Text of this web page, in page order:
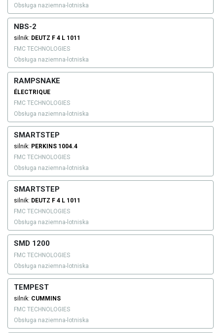
Obsługa naziemna-lotniska
NBS-2
silnik: DEUTZ F 4 L 1011
FMC TECHNOLOGIES
Obsługa naziemna-lotniska
RAMPSNAKE
ÉLECTRIQUE
FMC TECHNOLOGIES
Obsługa naziemna-lotniska
SMARTSTEP
silnik: PERKINS 1004.4
FMC TECHNOLOGIES
Obsługa naziemna-lotniska
SMARTSTEP
silnik: DEUTZ F 4 L 1011
FMC TECHNOLOGIES
Obsługa naziemna-lotniska
SMD 1200
FMC TECHNOLOGIES
Obsługa naziemna-lotniska
TEMPEST
silnik: CUMMINS
FMC TECHNOLOGIES
Obsługa naziemna-lotniska